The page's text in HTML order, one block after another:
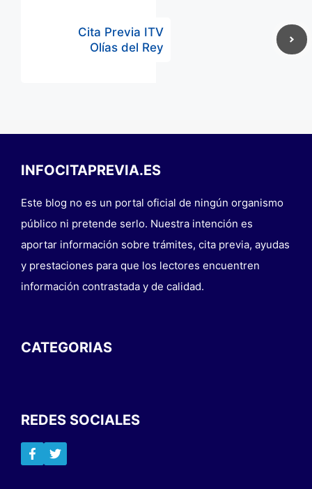
Cita Previa ITV
Olías del Rey
INFOCITAPREVIA.ES
Este blog no es un portal oficial de ningún organismo
público ni pretende serlo. Nuestra intención es
aportar información sobre trámites, cita previa, ayudas
y prestaciones para que los lectores encuentren
información contrastada y de calidad.
CATEGORIAS
REDES SOCIALES